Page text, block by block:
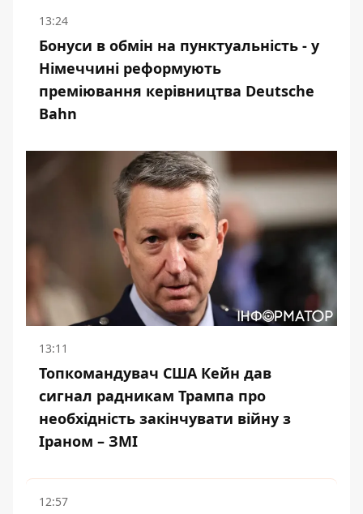
13:24
Бонуси в обмін на пунктуальність - у
Німеччині реформують
преміювання керівництва Deutsche
Bahn
13:11
Топкомандувач США Кейн дав
сигнал радникам Трампа про
необхідність закінчувати війну з
Іраном – ЗМІ
12:57